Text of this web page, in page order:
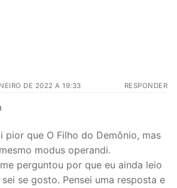
DE 2022 A 19:33 RESPONDER
pior que O Filho do Demônio, mas
modus operandi.
perguntou por que eu ainda leio
sei se gosto. Pensei uma resposta e